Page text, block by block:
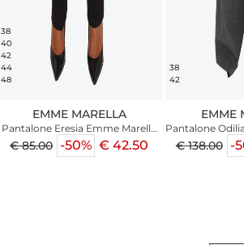
38
40
42
44
48
EMME MARELLA
Pantalone Eresia Emme Marella
in misto viscosa nero
€ 85.00 -50% € 42.50
38
42
EMME
Pantalone
€ 138.00 -